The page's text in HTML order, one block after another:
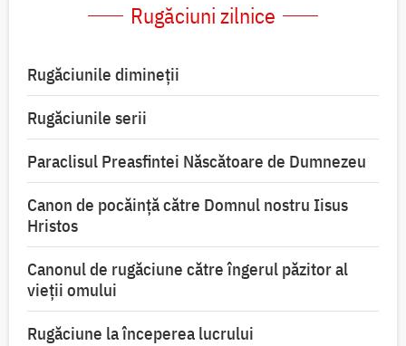
Rugăciuni zilnice
Rugăciunile dimineții
Rugăciunile serii
Paraclisul Preasfintei Născătoare de Dumnezeu
Canon de pocăință către Domnul nostru Iisus
Hristos
Canonul de rugăciune către îngerul păzitor al
vieții omului
Rugăciune la începerea lucrului